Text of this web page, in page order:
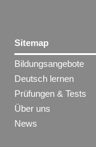
Sitemap
Bildungsangebote
Deutsch lernen
Prüfungen & Tests
Über uns
News